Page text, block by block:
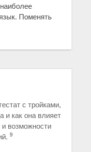
Поменять
с тройками,
и как она влияет
возможности
9